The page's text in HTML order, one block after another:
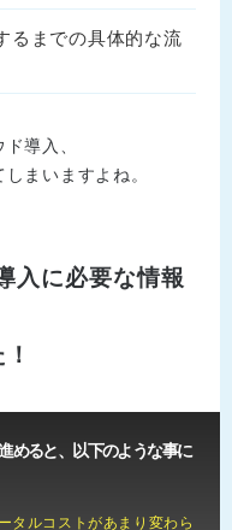
るまでの具体的な流
導入、
まいますよね。
入に必要な情報
めると、以下のような事に
タルコストがあまり変わら